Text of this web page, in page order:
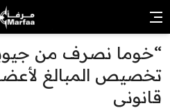
“خوما نصرف من
تخصيص المبالغ
قانوني